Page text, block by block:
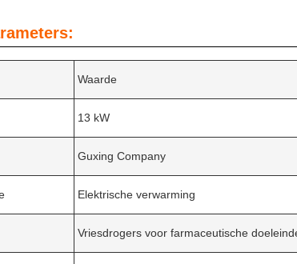
Waarde
13 kW
Guxing Company
Elektrische verwarming
Vriesdrogers voor farmaceutische